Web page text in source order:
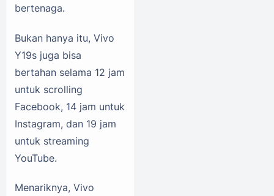
bertenaga.
Bukan hanya itu, Vivo
Y19s juga bisa
bertahan selama 12 jam
untuk scrolling
Facebook, 14 jam untuk
Instagram, dan 19 jam
untuk streaming
YouTube.
Menariknya, Vivo